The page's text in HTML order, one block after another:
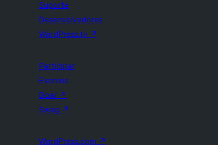
Suporte
Desenvolvedores
WordPress.tv ↗
Participar
Eventos
Doar ↗
Swag ↗
WordPress.com ↗